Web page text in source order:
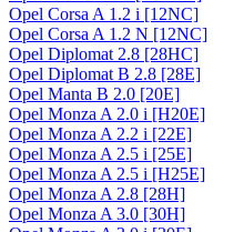
Opel Corsa A 1.2 i [12NC]
Opel Corsa A 1.2 N [12NC]
Opel Diplomat 2.8 [28HC]
Opel Diplomat B 2.8 [28E]
Opel Manta B 2.0 [20E]
Opel Monza A 2.0 i [H20E]
Opel Monza A 2.2 i [22E]
Opel Monza A 2.5 i [25E]
Opel Monza A 2.5 i [H25E]
Opel Monza A 2.8 [28H]
Opel Monza A 3.0 [30H]